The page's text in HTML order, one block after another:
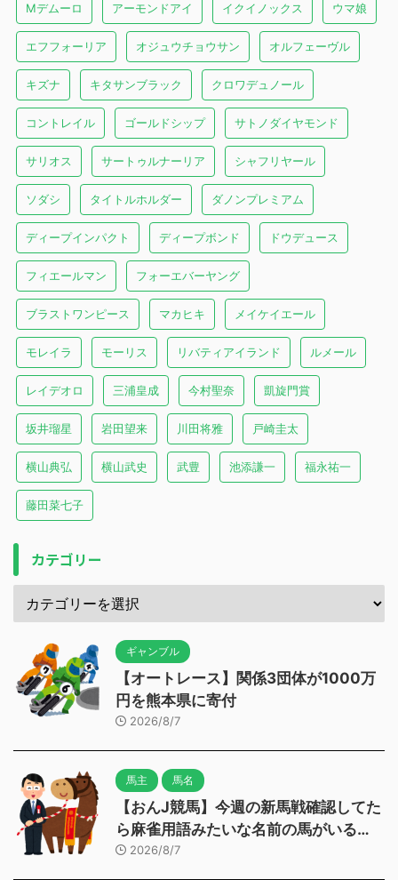
Mデムーロ アーモンドアイ イクイノックス ウマ娘
エフフォーリア オジュウチョウサン オルフェーヴル
キズナ キタサンブラック クロワデュノール
コントレイル ゴールドシップ サトノダイヤモンド
サリオス サートゥルナーリア シャフリヤール
ソダシ タイトルホルダー ダノンプレミアム
ディープインパクト ディープボンド ドウデュース
フィエールマン フォーエバーヤング
ブラストワンピース マカヒキ メイケイエール
モレイラ モーリス リバティアイランド ルメール
レイデオロ 三浦皇成 今村聖奈 凱旋門賞
坂井瑠星 岩田望来 川田将雅 戸崎圭太
横山典弘 横山武史 武豊 池添謙一 福永祐一
藤田菜七子
カテゴリー
ギャンブル
【オートレース】関係3団体が1000万
円を熊本県に寄付
2026/8/7
馬主 馬名
【おんJ競馬】今週の新馬戦確認してた
ら麻雀用語みたいな名前の馬がいる…
2026/8/7